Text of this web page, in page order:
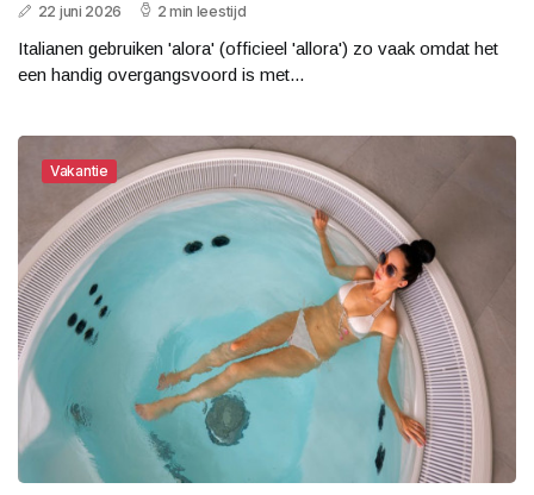
22 juni 2026 2 min leestijd
Italianen gebruiken 'alora' (officieel 'allora') zo vaak omdat het
een handig overgangsvoord is met...
Vakantie